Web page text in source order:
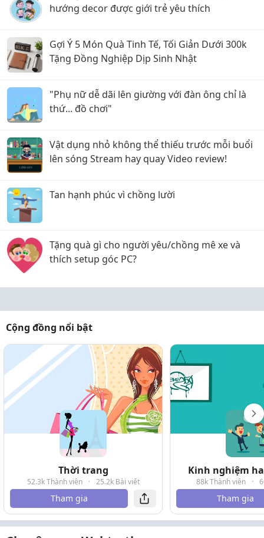
hướng decor được giới trẻ yêu thích
Gợi Ý 5 Món Quà Tinh Tế, Tối Giản Dưới 300k
Tặng Đồng Nghiệp Dịp Sinh Nhật
"Phụ nữ dễ dãi lên giường với đàn ông chỉ là
thứ... đồ chơi"
Vật dụng nhỏ không thể thiếu trước mỗi buổi
lên sóng Stream hay quay Video review!
Tan hạnh phúc vì chồng lười
Tặng quà gì cho người yêu/chồng mê xe và
thích setup góc PC?
Cộng đồng nổi bật
Thời trang
52.3k Thành viên · 25.2k Bài viết
Tham gia
Kinh nghiệm
88k Thành viên ·
Tham gia